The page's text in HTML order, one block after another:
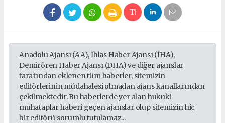
Anadolu Ajansı (AA), İhlas Haber Ajansı (İHA),
Demirören Haber Ajansı (DHA) ve diğer ajanslar
tarafından eklenen tüm haberler, sitemizin
editörlerinin müdahalesi olmadan ajans kanallarından
çekilmektedir. Bu haberlerde yer alan hukuki
muhataplar haberi geçen ajanslar olup sitemizin hiç
bir editörü sorumlu tutulamaz...